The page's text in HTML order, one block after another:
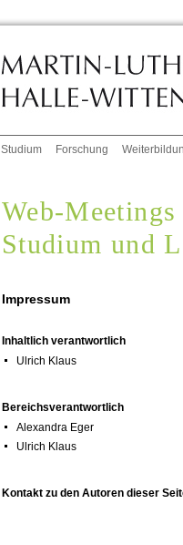
Studium Forschung
Web-
Studium und
Impressum
Inhaltlich verantwortlich
Ulrich Klaus
Bereichsverantwortlich
Alexandra Eger
Ulrich Klaus
Kontakt zu den Autoren dieser